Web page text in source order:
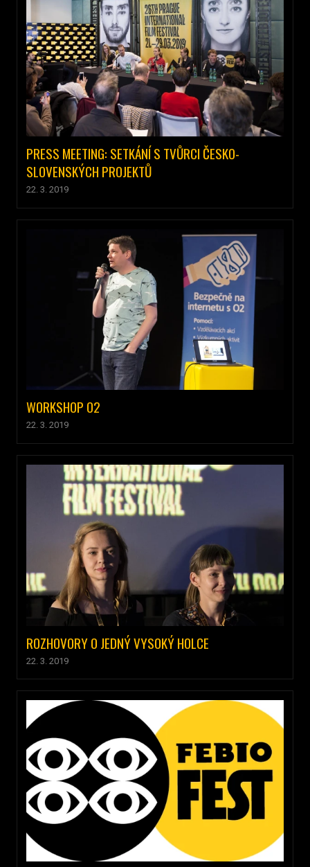
PRESS MEETING: SETKÁNÍ S TVŮRCI ČESKO-
SLOVENSKÝCH PROJEKTŮ
22. 3. 2019
WORKSHOP O2
22. 3. 2019
ROZHOVORY O JEDNÝ VYSOKÝ HOLCE
22. 3. 2019